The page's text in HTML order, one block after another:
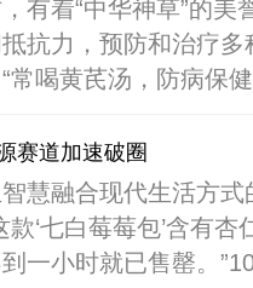
有着“中华神草”的美
抗力，预防和治疗
常喝黄芪汤，防病保
赛道加速破圈
慧融合现代生活方式
‘七白莓莓包’含有
一小时就已售罄。